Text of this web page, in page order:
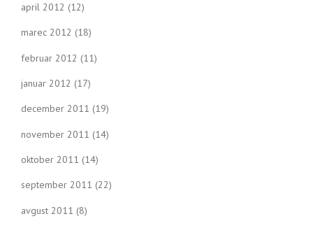
april 2012 (12)
marec 2012 (18)
februar 2012 (11)
januar 2012 (17)
december 2011 (19)
november 2011 (14)
oktober 2011 (14)
september 2011 (22)
avgust 2011 (8)